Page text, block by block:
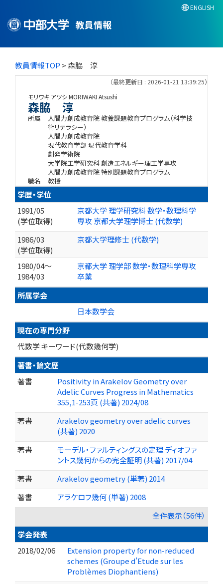
教員情報
ENGLISH
教員情報TOP > 森脇 淳
（最終更新日 : 2026-01-21 13:39:25）
モリワキ アツシMORIWAKI Atsushi
森脇 淳
所属
人間力創成教育院 教養課題教育プログラム（科学技
術リテラシー）
人間力創成教育院
現代教育学部 現代教育学科
創発学術院
大学院工学研究科 創造エネルギー理工学専攻
人間力創成教育院 特別課題教育プログラム
職名
教授
学歴・学位
1991/05
(学位取得)
京都大学 理学研究科 数学・数理科学
専攻 京都大学理学博士 (代数学)
1986/03
(学位取得)
京都大学理修士 (代数学)
1980/04～
1984/03
京都大学 理学部 数学・数理科学専攻
卒業
所属学会
日本数学会
現在の専門分野
代数学 キーワード(代数幾何学)
著書・論文歴
著書
Positivity in Arakelov Geometry over
Adelic Curves Progress in Mathematics
355,1-253頁 (共著) 2024/08
著書
Arakelov geometry over adelic curves
(共著) 2020
著書
モーデル・ファルティングスの定理 ディオファ
ントス幾何からの完全証明 (共著) 2017/04
著書
Arakelov geometry (単著) 2014
著書
アラケロフ幾何 (単著) 2008
全件表示（56件）
学会発表
2018/02/06
Extension property for non-reduced
schemes (Groupe d’Etude sur les
Problèmes Diophantiens)